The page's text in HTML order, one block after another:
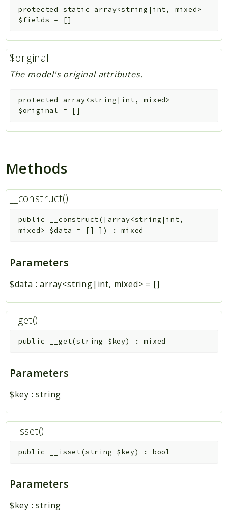
protected static
array<string|int, mixed>
$fields = []
$original
The model's original attributes.
protected
array<string|int, mixed>
$original
= []
Methods
__construct()
public __construct( [array<string|int,
mixed> $data = [] ] ) :mixed
Parameters
$data :array<string|int, mixed> = []
__get()
public __get(string $key) :mixed
Parameters
$key :string
__isset()
public __isset(string $key) : bool
Parameters
$key :string